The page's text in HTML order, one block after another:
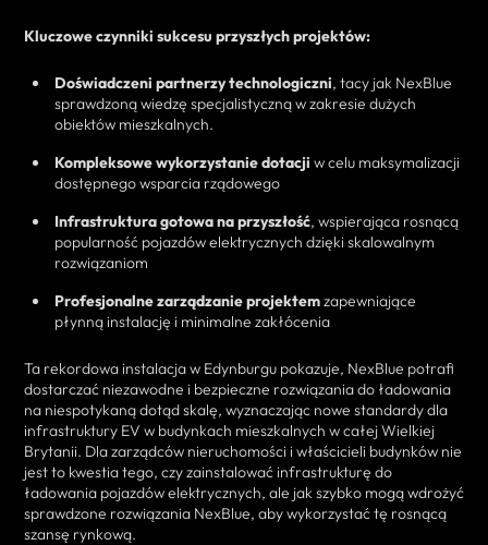
Kluczowe czynniki sukcesu przyszłych projektów:
Doświadczeni partnerzy technologiczni, tacy jak NexBlue
sprawdzoną wiedzę specjalistyczną w zakresie dużych
obiektów mieszkalnych.
Kompleksowe wykorzystanie dotacji w celu maksymalizacji
dostępnego wsparcia rządowego
Infrastruktura gotowa na przyszłość, wspierająca rosnącą
popularność pojazdów elektrycznych dzięki skalowalnym
rozwiązaniom
Profesjonalne zarządzanie projektemzapewniające
płynną instalację i minimalne zakłócenia
Ta rekordowa instalacja w Edynburgu pokazuje, NexBlue potrafi
dostarczać niezawodne i bezpieczne rozwiązania do ładowania
na niespotykaną dotąd skalę, wyznaczając nowe standardy dla
infrastruktury EV w budynkach mieszkalnych w całej Wielkiej
Brytanii. Dla zarządców nieruchomości i właścicieli budynków nie
jest to kwestia tego, czy zainstalować infrastrukturę do
ładowania pojazdów elektrycznych, ale jak szybko mogą wdrożyć
sprawdzone rozwiązania NexBlue, aby wykorzystać tę rosnącą
szansę rynkową.